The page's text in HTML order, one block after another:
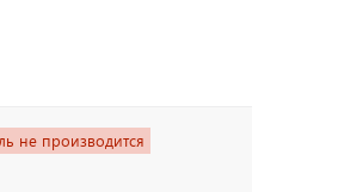
не производится